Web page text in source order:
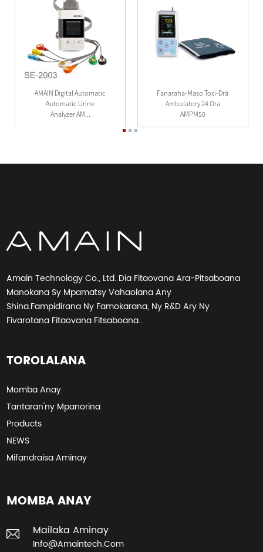
AMAIN Digital Automatic
Automatic Urine
Analyzer AM...
Fanaraha-Maso Tosi-Drà
Ambulatory 24 Ora
AMPM50
Amain Technology Co., Ltd. Dia Fitaovana Ara-Pitsaboana
Manokana Sy Mpamatsy Vahaolana Any
Shina.Fampidirana Ny Famokarana, Ny R&D Ary Ny
Fivarotana Fitaovana Fitsaboana..
TOROLALANA
Momba Anay
Tantaran'ny Mpanorina
Products
NEWS
Mifandraisa Aminay
MOMBA ANAY
Mailaka Aminay
Info@amaintech.com